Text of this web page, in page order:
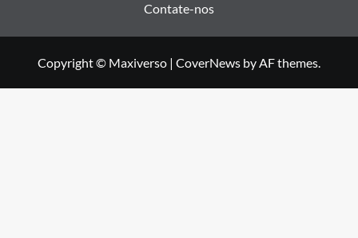
Contate-nos
Copyright © Maxiverso | CoverNews by AF themes.